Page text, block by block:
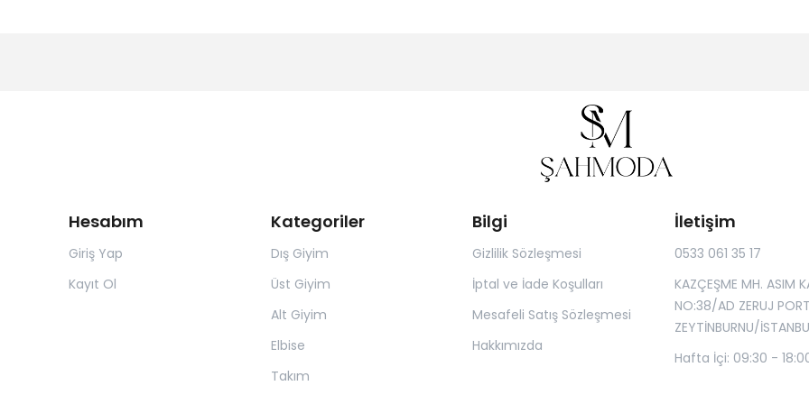
Hesabım
Giriş Yap
Kayıt Ol
Kategoriler
Dış Giyim
Üst Giyim
Alt Giyim
Elbise
Takım
Bilgi
Gizlilik Sözleşmesi
İptal ve İade Koşulları
Mesafeli Satış Sözleşmesi
Hakkımızda
İletişim
0533 061 35 17
KAZÇEŞME MH. ASIM
NO:38/AD ZERUJ
ZEYTİNBURNU/
Hafta İçi: 09:30 -